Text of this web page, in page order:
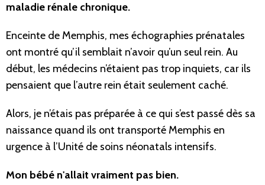
maladie rénale chronique.
Enceinte de Memphis, mes échographies prénatales
ont montré qu’il semblait n’avoir qu’un seul rein. Au
début, les médecins n’étaient pas trop inquiets, car ils
pensaient que l’autre rein était seulement caché.
Alors, je n’étais pas préparée à ce qui s’est passé dès sa
naissance quand ils ont transporté Memphis en
urgence à l’Unité de soins néonatals intensifs.
Mon bébé n'allait vraiment pas bien.